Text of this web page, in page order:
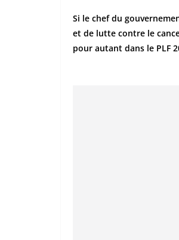
Si le chef du
et de lutte contre le
pour autant dans le PLF